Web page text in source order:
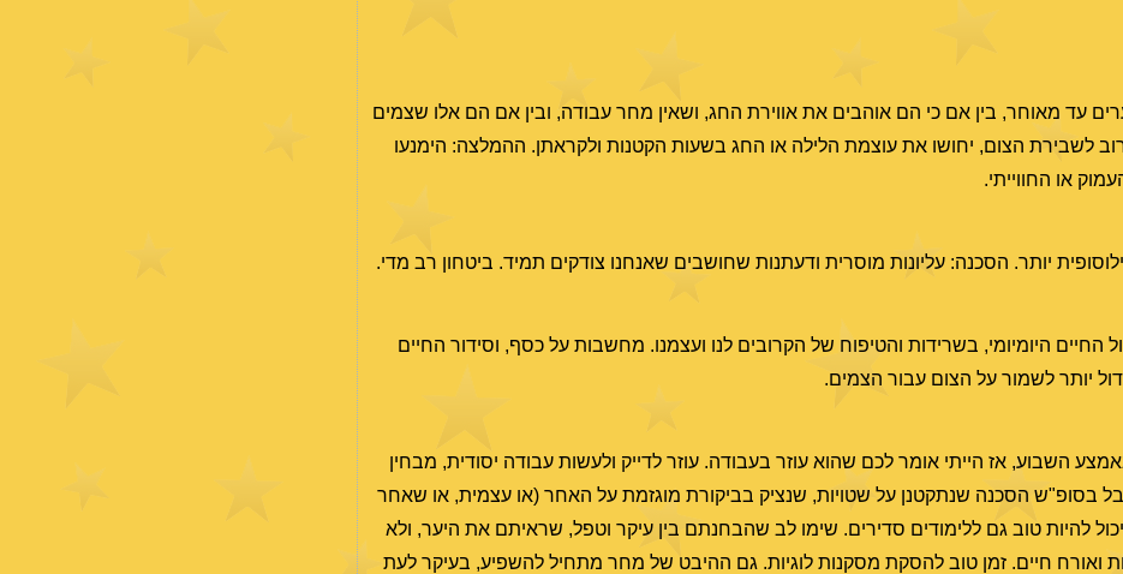
עד מאוחר, בין אם כי הם אוהבים את אווירת החג, ושאין מחר עבודה, ובין אם הם אלו שצמים
לשבירת הצום, יחושו את עוצמת הלילה או החג בשעות הקטנות ולקראתן. ההמלצה: הימנעו
או החווייתי.
יותר. הסכנה: עליונות מוסרית ודעתנות שחושבים שאנחנו צודקים תמיד. ביטחון רב מדי.
החיים היומיומי, בשרידות והטיפוח של הקרובים לנו ועצמנו. מחשבות על כסף, וסידור החיים
יותר לשמור על הצום עבור הצמים.
השבוע, אז הייתי אומר לכם שהוא עוזר בעבודה. עוזר לדייק ולעשות עבודה יסודית, מבחין
בסופ"ש הסכנה שנתקטנן על שטויות, שנציק בביקורת מוגזמת על האחר (או עצמית, או שאחר
יכול להיות טוב גם ללימודים סדירים. שימו לב שהבחנתם בין עיקר וטפל, שראיתם את היער, ולא
ואורח חיים. זמן טוב להסקת מסקנות לוגיות. גם ההיבט של מחר מתחיל להשפיע, בעיקר לעת